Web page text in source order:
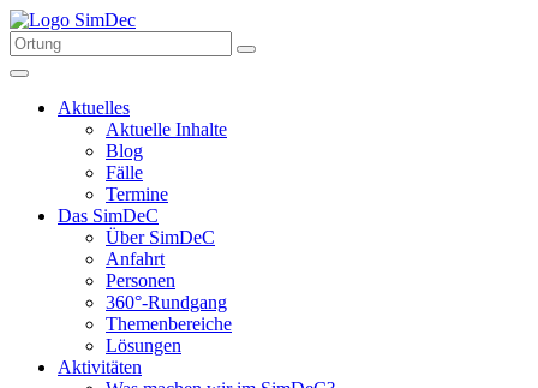
Aktuelles
Aktuelle Inhalte
Blog
Fälle
Termine
Das SimDeC
Über SimDeC
Anfahrt
Personen
360°-Rundgang
Themenbereiche
Lösungen
Aktivitäten